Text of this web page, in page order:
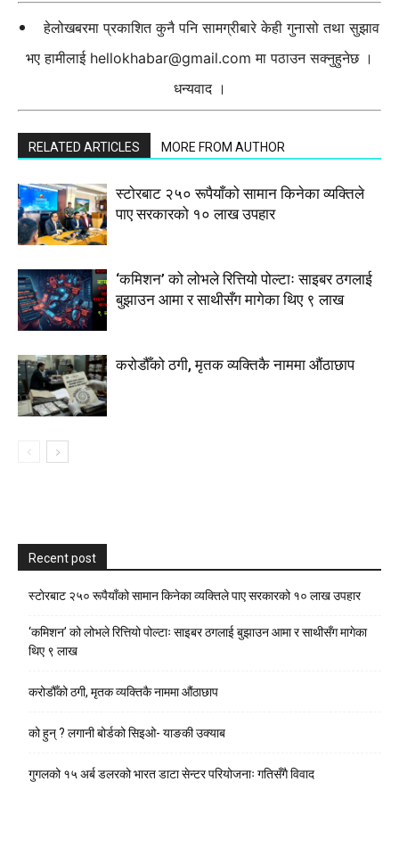
हेलोखबरमा प्रकाशित कुनै पनि सामग्रीबारे केही गुनासो तथा सुझाव
भए हामीलाई hellokhabar@gmail.com मा पठाउन सक्नुहुनेछ ।
धन्यवाद ।
RELATED ARTICLES MORE FROM AUTHOR
स्टाेरबाट २५० रूपैयाँको सामान किनेका व्यक्तिले
पाए सरकारको १० लाख उपहार
‘कमिशन’ को लोभले रित्तियो पोल्टाः साइबर ठगलाई
बुझाउन आमा र साथीसँग मागेका थिए ९ लाख
करोडौँको ठगी, मृतक व्यक्तिकै नाममा औंठाछाप
Recent post
स्टाेरबाट २५० रूपैयाँको सामान किनेका व्यक्तिले पाए सरकारको १० लाख उपहार
‘कमिशन’ को लोभले रित्तियो पोल्टाः साइबर ठगलाई बुझाउन आमा र साथीसँग मागेका
थिए ९ लाख
करोडौँको ठगी, मृतक व्यक्तिकै नाममा औंठाछाप
को हुन् ? लगानी बोर्डको सिइओ- याङकी उक्याब
गुगलको १५ अर्ब डलरको भारत डाटा सेन्टर परियोजनाः गतिसँगै विवाद